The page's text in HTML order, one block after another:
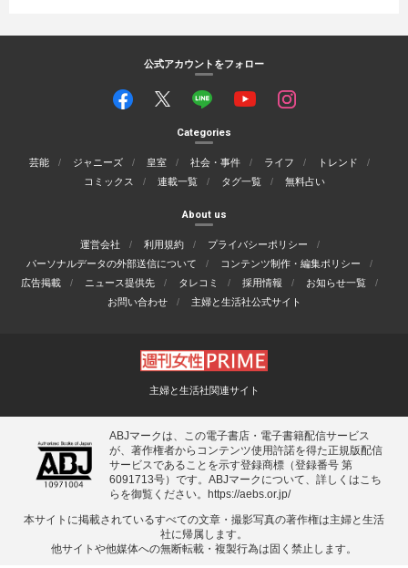
公式アカウントをフォロー
Categories
芸能 ジャニーズ 皇室 社会・事件 ライフ
トレンド
コミックス
連載一覧 タグ一覧 無料占い
About us
運営会社 利用規約
プライバシーポリシー
パーソナルデータの外部送信について
コンテンツ制作・編集ポリシー
広告掲載
ニュース提供先 タレコミ 採用情報
お知らせ一覧
お問い合わせ
主婦と生活社公式サイト
主婦と生活社関連サイト
ABJマークは、この電子書店・電子書籍配信サービス
が、著作権者からコンテンツ使用許諾を得た正規版配信
サービスであることを示す登録商標（登録番号 第
6091713号）です。ABJマークについて、詳しくはこち
らを御覧ください。 https://aebs.or.jp/
本サイトに掲載されているすべての⽂章・撮影写真の著作権は主婦と⽣活
社に帰属します。
他サイトや他媒体への無断転載・複製⾏為は固く禁⽌します。